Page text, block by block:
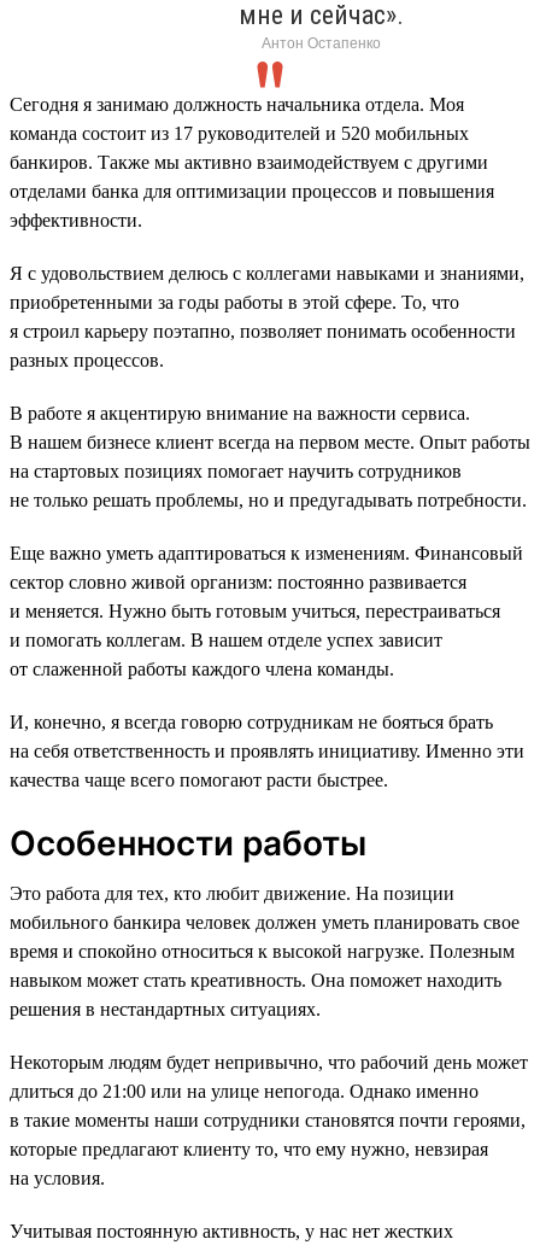
мне и сейчас».
Антон Остапенко
Сегодня я занимаю должность начальника отдела. Моя
команда состоит из 17 руководителей и 520 мобильных
банкиров. Также мы активно взаимодействуем с другими
отделами банка для оптимизации процессов и повышения
эффективности.
Я с удовольствием делюсь с коллегами навыками и знаниями,
приобретенными за годы работы в этой сфере. То, что
я строил карьеру поэтапно, позволяет понимать особенности
разных процессов.
В работе я акцентирую внимание на важности сервиса.
В нашем бизнесе клиент всегда на первом месте. Опыт работы
на стартовых позициях помогает научить сотрудников
не только решать проблемы, но и предугадывать потребности.
Еще важно уметь адаптироваться к изменениям. Финансовый
сектор словно живой организм: постоянно развивается
и меняется. Нужно быть готовым учиться, перестраиваться
и помогать коллегам. В нашем отделе успех зависит
от слаженной работы каждого члена команды.
И, конечно, я всегда говорю сотрудникам не бояться брать
на себя ответственность и проявлять инициативу. Именно эти
качества чаще всего помогают расти быстрее.
Особенности работы
Это работа для тех, кто любит движение. На позиции
мобильного банкира человек должен уметь планировать свое
время и спокойно относиться к высокой нагрузке. Полезным
навыком может стать креативность. Она поможет находить
решения в нестандартных ситуациях.
Некоторым людям будет непривычно, что рабочий день может
длиться до 21:00 или на улице непогода. Однако именно
в такие моменты наши сотрудники становятся почти героями,
которые предлагают клиенту то, что ему нужно, невзирая
на условия.
Учитывая постоянную активность, у нас нет жестких